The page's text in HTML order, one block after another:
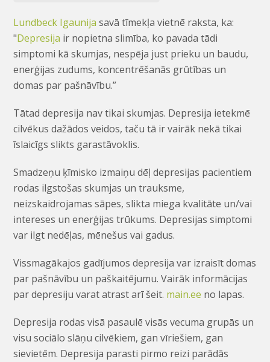
Lundbeck Igaunija savā tīmekļa vietnē raksta, ka:
"Depresija ir nopietna slimība, ko pavada tādi
simptomi kā skumjas, nespēja just prieku un baudu,
enerģijas zudums, koncentrēšanās grūtības un
domas par pašnāvību.”
Tātad depresija nav tikai skumjas. Depresija ietekmē
cilvēkus dažādos veidos, taču tā ir vairāk nekā tikai
īslaicīgs slikts garastāvoklis.
Smadzeņu ķīmisko izmaiņu dēļ depresijas pacientiem
rodas ilgstošas skumjas un trauksme,
neizskaidrojamas sāpes, slikta miega kvalitāte un/vai
intereses un enerģijas trūkums. Depresijas simptomi
var ilgt nedēļas, mēnešus vai gadus.
Vissmagākajos gadījumos depresija var izraisīt domas
par pašnāvību un paškaitējumu. Vairāk informācijas
par depresiju varat atrast arī šeit. main.ee no lapas.
Depresija rodas visā pasaulē visās vecuma grupās un
visu sociālo slāņu cilvēkiem, gan vīriešiem, gan
sievietēm. Depresija parasti pirmo reizi parādās